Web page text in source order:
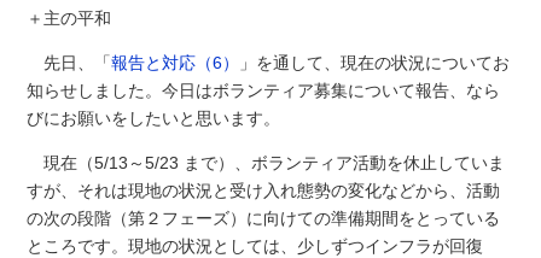
＋主の平和
先日、「報告と対応（6）
」を通して、現在の状況についてお
知らせしました。今日はボランティア募集について報告、なら
びにお願いをしたいと思います。
現在（5/13～5/23 まで）、ボランティア活動を休止していま
すが、それは現地の状況と受け入れ態勢の変化などから、活動
の次の段階（第２フェーズ）に向けての準備期間をとっている
ところです。現地の状況としては、少しずつインフラが回復